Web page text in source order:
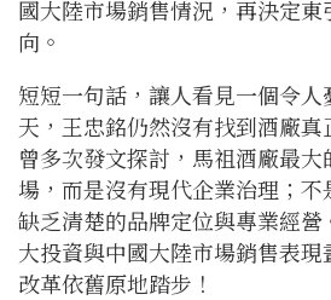
國大陸市場銷售情況，再決定
向。
短短一句話，讓人看見一個令
天，王忠銘仍然沒有找到酒廠
曾多次發文探討，馬祖酒廠最
場，而是沒有現代企業治理；
缺乏清楚的品牌定位與專業經
大投資與中國大陸市場銷售表
改革依舊原地踏步！